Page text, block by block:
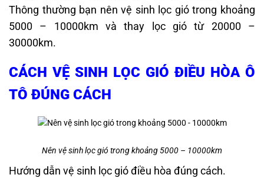
Thông thường bạn nên vệ sinh lọc gió trong khoảng
5000 – 10000km và thay lọc gió từ 20000 –
30000km.
CÁCH VỆ SINH LỌC GIÓ ĐIỀU HÒA Ô
TÔ ĐÚNG CÁCH
Nên vệ sinh lọc gió trong khoảng 5000 – 10000km
Hướng dẫn vệ sinh lọc gió điều hòa đúng cách.